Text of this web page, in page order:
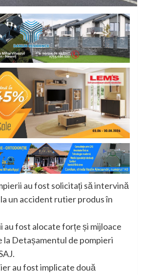
au fost solicitați să intervină
un accident rutier produs în
au fost alocate forțe și mijloace
la Detașamentul de pompieri
au fost implicate două